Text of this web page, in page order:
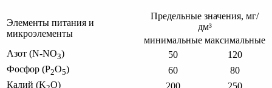
Элементы питания и
микроэлементы
Предельные значения, мг/
дм³
минимальные максимальные
Азот (N-NO3) 50
120
Фосфор (P2O5) 60
80
Калий (K O)